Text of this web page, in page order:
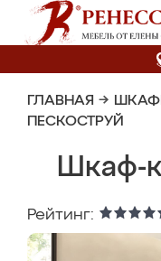
ГЛАВНАЯ →
ПЕСКОСТРУЙ
Шкаф-
Рейтинг: